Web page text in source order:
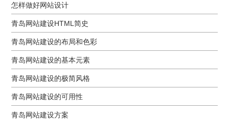
怎样做好网站设计
青岛网站建设HTML简史
青岛网站建设的布局和色彩
青岛网站建设的基本元素
青岛网站建设的极简风格
青岛网站建设的可用性
青岛网站建设方案